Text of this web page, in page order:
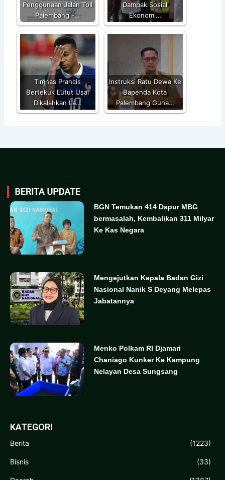
Penggunaan Jalan Toll
Palembang -…
Dampak Sosial
Ekonomi…
Timnas Prancis
Bertekuk Lutut Usai
Dikalahkan La…
Instruksi Ratu Dewa Ke
Bapenda Kota
Palembang Guna…
BGN Temukan 414 Dapur MBG
bermasalah, Kembalikan 311 Milyar
Ke Kas Negara
Mengejutkan Kepala Badan Gizi
Nasional Nanik S Deyang Melepas
Jabatannya
Menko Polkam RI Djamari
Chaniago Kunker Ke Kampung
Nelayan Desa Sungsang
KATEGORI
Berita (1223)
Bisnis (33)